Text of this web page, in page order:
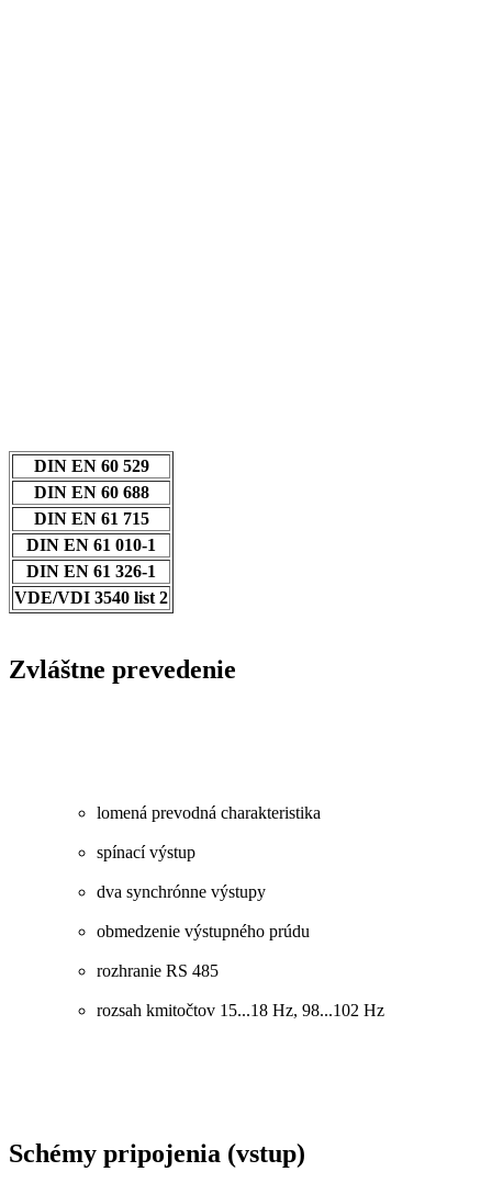
DIN EN 60 529
DIN EN 60 688
DIN EN 61 715
DIN EN 61 010-1
DIN EN 61 326-1
VDE/VDI 3540 list 2
Zvláštne prevedenie
lomená prevodná charakteristika
spínací výstup
dva synchrónne výstupy
obmedzenie výstupného prúdu
rozhranie RS 485
rozsah kmitočtov 15...18 Hz, 98...102 Hz
Schémy pripojenia (vstup)